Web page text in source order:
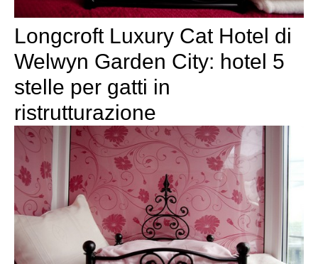
Longcroft Luxury Cat Hotel di
Welwyn Garden City: hotel 5
stelle per gatti in
ristrutturazione